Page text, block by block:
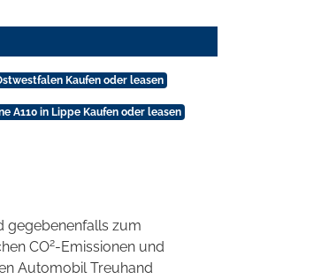
Kaufen oder leasen
A110 in Lippe Kaufen oder leasen
gegebenenfalls zum
CO2-Emissionen und
Automobil Treuhand